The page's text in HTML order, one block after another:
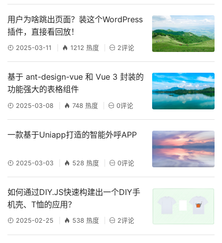
用户为啥跳出页面？装这个WordPress
插件，直接看回放！
2025-03-11 1212 热度 2评论
基于 ant-design-vue 和 Vue 3 封装的
功能强大的表格组件
2025-03-08 748 热度 0评论
一款基于Uniapp打造的智能外呼APP
2025-03-03 528 热度 0评论
如何通过DIY.JS快速构建出一个DIY手
机壳、T恤的应用？
2025-02-25 538 热度 2评论